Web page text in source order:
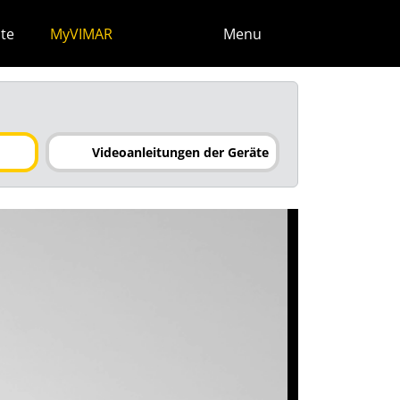
MyVIMAR Menu
Videoanleitungen der Geräte